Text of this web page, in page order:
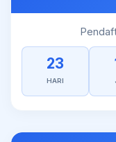
23
HARI